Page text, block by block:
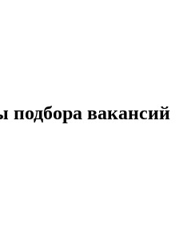
вакансий